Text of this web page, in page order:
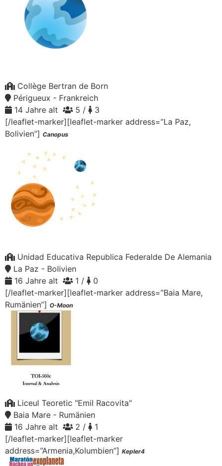
Collège Bertran de Born
Périgueux - Frankreich
14 Jahre alt
5 /
3
[/leaflet-marker][leaflet-marker address=”La Paz,
Bolivien”] Canopus
Unidad Educativa Republica Federalde De Alemania
La Paz - Bolivien
16 Jahre alt
1 /
0
[/leaflet-marker][leaflet-marker address=”Baia Mare,
Rumänien”] O-Moon
Liceul Teoretic "Emil Racovita"
Baia Mare - Rumänien
16 Jahre alt
2 /
1
[/leaflet-marker][leaflet-marker
address=”Armenia,Kolumbien”] Kepler4